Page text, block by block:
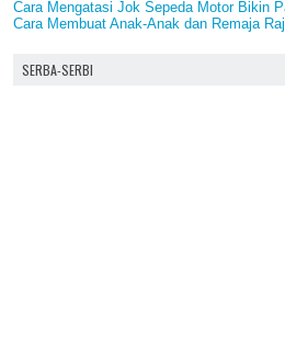
Cara Mengatasi Jok Sepeda Motor Bikin
Cara Membuat Anak-Anak dan Remaja
SERBA-SERBI